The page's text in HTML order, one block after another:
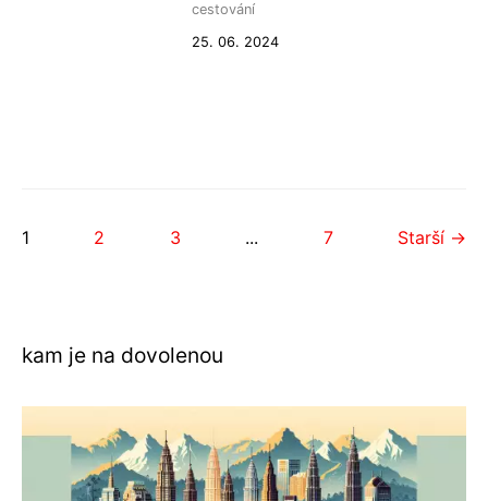
cestování
25. 06. 2024
1 2 3 ... 7 Starší →
kam je na dovolenou